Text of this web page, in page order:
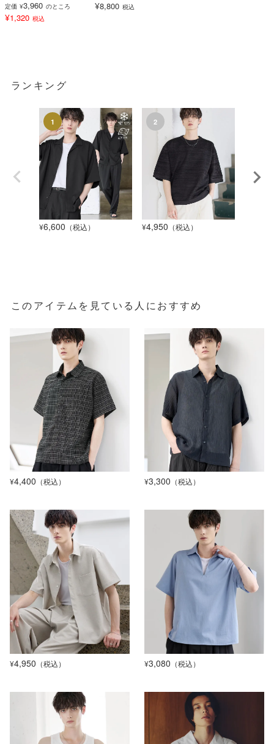
定価 ¥3,960 のところ
¥1,320 税込
¥8,800 税込
ランキング
¥6,600 （税込） ¥4,950 （税込）
このアイテムを見ている人におすすめ
¥4,400 （税込） ¥3,300 （税込）
¥4,950 （税込） ¥3,080 （税込）